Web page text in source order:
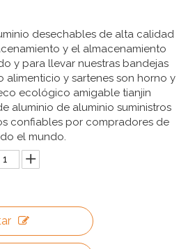
desechables de alta calidad
y el almacenamiento
y para llevar nuestras bandejas
alimenticio y sartenes son horno y
ecológico amigable tianjin
aluminio de aluminio suministros
confiables por compradores de
el mundo.